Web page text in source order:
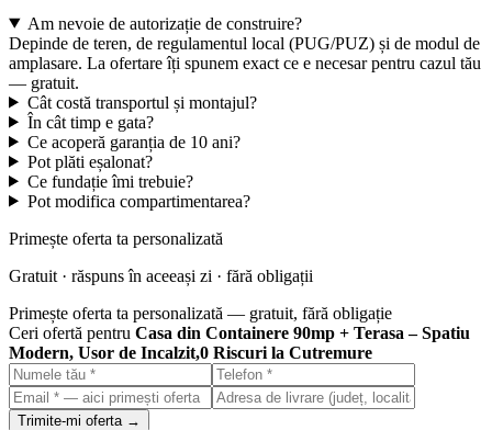
Am nevoie de autorizație de construire?
Depinde de teren, de regulamentul local (PUG/PUZ) și de modul de
amplasare. La ofertare îți spunem exact ce e necesar pentru cazul tău
— gratuit.
Cât costă transportul și montajul?
În cât timp e gata?
Ce acoperă garanția de 10 ani?
Pot plăti eșalonat?
Ce fundație îmi trebuie?
Pot modifica compartimentarea?
Primește oferta ta personalizată
Gratuit · răspuns în aceeași zi · fără obligații
Primește oferta ta personalizată — gratuit, fără obligație
Ceri ofertă pentru Casa din Containere 90mp + Terasa – Spatiu
Modern, Usor de Incalzit,0 Riscuri la Cutremure
Trimite-mi oferta →